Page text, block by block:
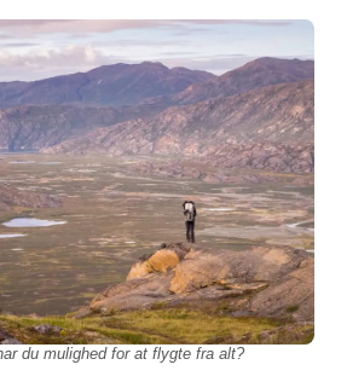
du mulighed for at flygte fra alt?